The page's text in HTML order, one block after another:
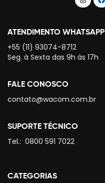
ATENDIMENTO WHATSAPP
+55 (11) 93074-8712
Seg. à Sexta das 9h às 17h
FALE CONOSCO
contato@wacom.com.br
SUPORTE TÉCNICO
Tel.: 0800 591 7022
CATEGORIAS